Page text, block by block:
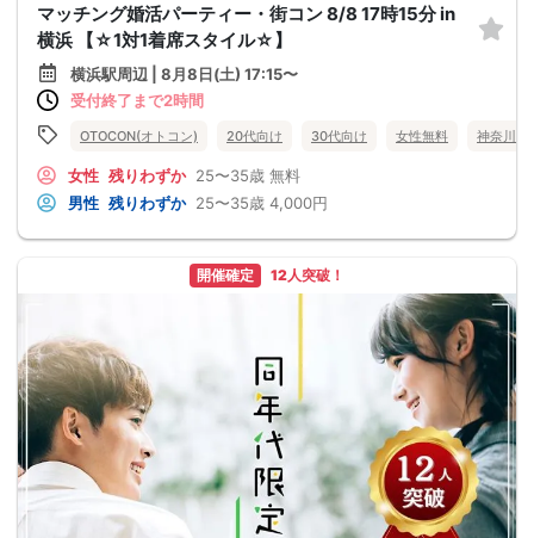
マッチング婚活パーティー・街コン 8/8 17時15分 in
横浜 【☆1対1着席スタイル☆】
横浜駅周辺 | 8月8日(土) 17:15〜
受付終了まで2時間
OTOCON(オトコン) 20代向け 30代向け 女性無料 神奈川県
女性 残りわずか 25〜35歳 無料
男性 残りわずか 25〜35歳 4,000円
開催確定 12人突破！